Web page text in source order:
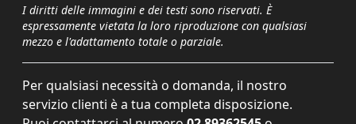
I diritti delle immagini e dei testi sono riservati. È
espressamente vietata la loro riproduzione con qualsiasi
mezzo e l'adattamento totale o parziale.
Per qualsiasi necessità o domanda, il nostro
servizio clienti è a tua completa disposizione.